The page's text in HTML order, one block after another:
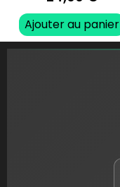
Ajouter au panier